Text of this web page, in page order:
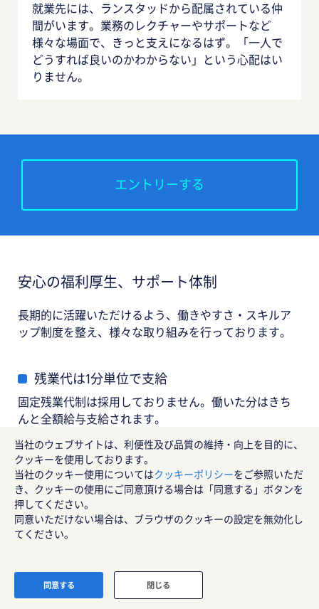
就業先には、ランスタッドから配属されている仲
間がいます。業務のレクチャーやサポートなど
様々な場面で、きっと支えになるはず。「一人で
どうすれば良いのかわからない」という心配はい
りません。
エントリーする
安心の福利厚生、サポート体制
長期的に活躍いただけるよう、働きやすさ・スキルア
ップ制度を整え、様々な取り組みを行っております。
残業代は1分単位で支給
固定残業代制は採用しておりません。働いた分はきち
んと全額給与支給されます。
転居を伴う転勤なし
ご希望のエリアで安定的に就業いただけます。
一部テレワーク実施
研修はオンラインで実施。テレワークを導入している
※配属先に準じます。
エントリーする
当社のウェブサイトは、利便性及び品質の維持・向上を目的に、
クッキーを使用しております。
当社のクッキー使用についてはクッキーポリシーをご参照いただ
き、クッキーの使用にご同意頂ける場合は「同意する」ボタンを
押してください。
同意いただけない場合は、ブラウザのクッキーの設定を無効化し
てください。
同意する 閉じる